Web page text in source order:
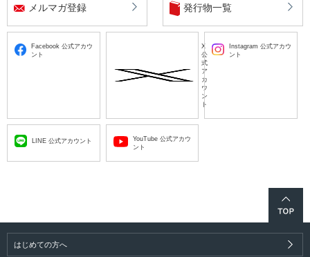
メルマガ登録 発行物一覧
Facebook 公式アカウ
ント
X
公
式
ア
カ
ウ
ン
ト
Instagram 公式アカウ
ント
LINE 公式アカウント
YouTube 公式アカウ
ント
はじめての方へ